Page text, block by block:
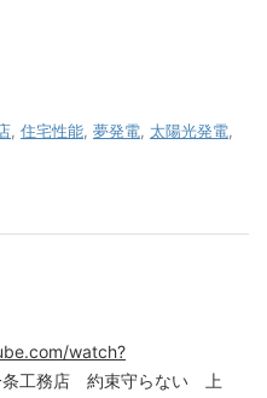
住宅性能 夢発電 太陽光発電
watch?
条工務店 約束守らない 上